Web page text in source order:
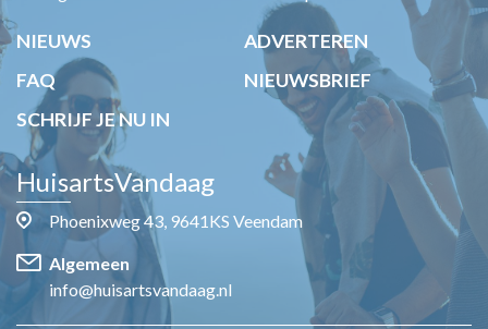
NIEUWS
ADVERTEREN
FAQ
NIEUWSBRIEF
SCHRIJF JE NU IN
HuisartsVandaag
Phoenixweg 43, 9641KS Veendam
Algemeen
info@huisartsvandaag.nl